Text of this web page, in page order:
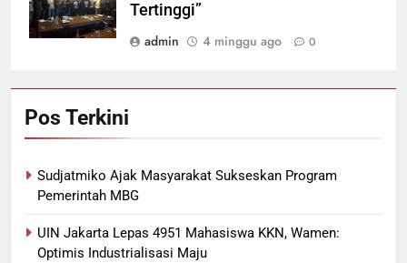
Tertinggi”
admin
4 minggu ago 0
Pos Terkini
Sudjatmiko Ajak Masyarakat Sukseskan Program
Pemerintah MBG
UIN Jakarta Lepas 4951 Mahasiswa KKN, Wamen:
Optimis Industrialisasi Maju